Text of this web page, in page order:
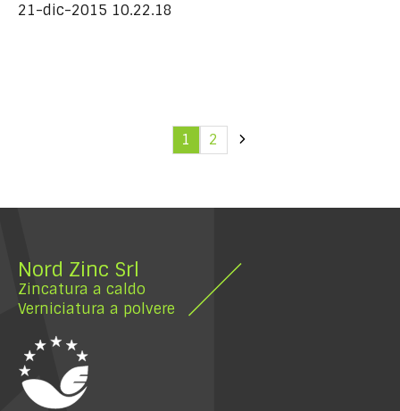
21-dic-2015 10.22.18
1 2
Nord Zinc Srl
Zincatura a caldo
Verniciatura a polvere